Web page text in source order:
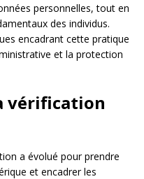
personnelles, tout en
des individus.
encadrant cette pratique
et la protection
vérification
a évolué pour prendre
et encadrer les